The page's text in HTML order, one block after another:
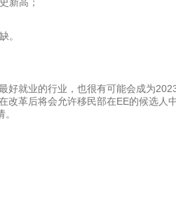
。
好就业的行业，也很有可能会成为
改革后将会允许移民部在EE的候选人